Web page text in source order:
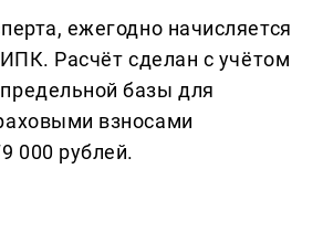
ежегодно начисляется
Расчёт сделан с учётом
базы для
взносами
000 рублей.